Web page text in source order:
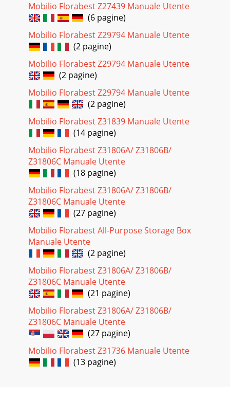
Mobilio Florabest Z27439 Manuale Utente
(6 pagine)
Mobilio Florabest Z29794 Manuale Utente
(2 pagine)
Mobilio Florabest Z29794 Manuale Utente
(2 pagine)
Mobilio Florabest Z29794 Manuale Utente
(2 pagine)
Mobilio Florabest Z31839 Manuale Utente
(14 pagine)
Mobilio Florabest Z31806A/ Z31806B/
Z31806C Manuale Utente
(18 pagine)
Mobilio Florabest Z31806A/ Z31806B/
Z31806C Manuale Utente
(27 pagine)
Mobilio Florabest All-Purpose Storage Box
Manuale Utente
(2 pagine)
Mobilio Florabest Z31806A/ Z31806B/
Z31806C Manuale Utente
(21 pagine)
Mobilio Florabest Z31806A/ Z31806B/
Z31806C Manuale Utente
(27 pagine)
Mobilio Florabest Z31736 Manuale Utente
(13 pagine)